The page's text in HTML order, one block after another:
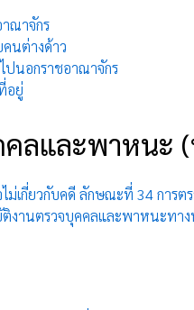
ณาจักร
นต่างด้าว
ปนอกราชอาณาจักร
อยู่
ลและพาหนะ
ไม่เกี่ยวกับคดี ลักษณะที่ 34 การต
ติงานตรวจบุคคลและพาหนะทาง